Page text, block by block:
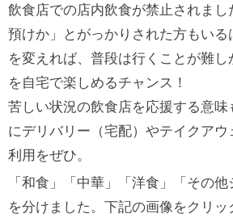
飲食店での店内飲食が禁止されまし
預けか」とがっかりされた方もい
を変えれば、普段は行くことが難
を自宅で楽しめるチャンス！
苦しい状況の飲食店を応援する意味
にデリバリー（宅配）やテイクア
利用をぜひ。
「和食」「中華」「洋食」「その
を分けました。下記の画像をクリッ